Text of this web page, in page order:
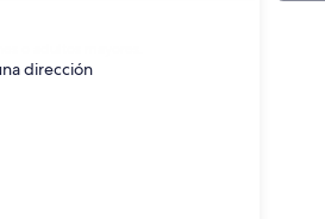
dirección
o adultos mayores.